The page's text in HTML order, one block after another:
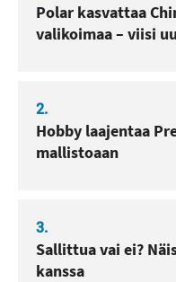
Polar kasvattaa
valikoimaa – viisi
2.
Hobby laajentaa
mallistoaan
3.
Sallittua vai ei?
kanssa